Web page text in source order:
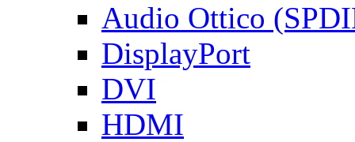
Audio Ottico
DisplayPort
DVI
HDMI